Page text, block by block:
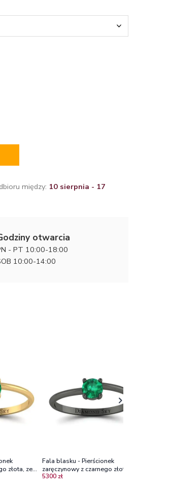
między: 10 sierpnia - 17
otwarcia
- PT 10:00-18:00
10:00-14:00
złota, ze
Fala blasku - Pierścionek
zaręczynowy z czarnego złota ze
szmaragdem
5300 zł